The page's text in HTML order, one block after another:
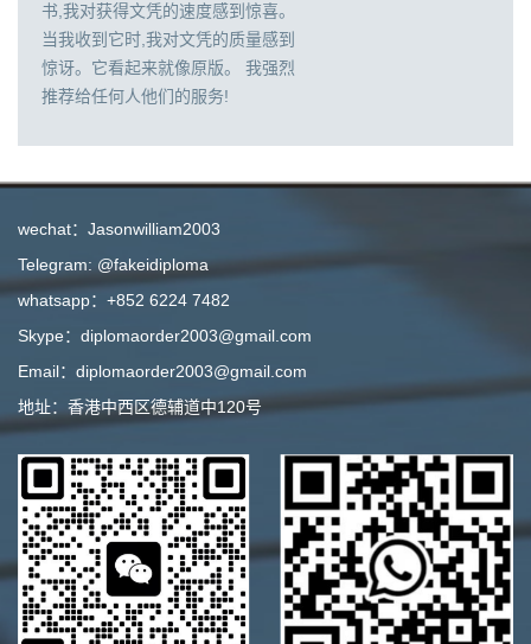
书,我对获得文凭的速度感到惊喜。
当我收到它时,我对文凭的质量感到
惊讶。它看起来就像原版。 我强烈
推荐给任何人他们的服务!
wechat：Jasonwilliam2003
Telegram: @fakeidiploma
whatsapp：+852 6224 7482
Skype：diplomaorder2003@gmail.com
Email：diplomaorder2003@gmail.com
地址：香港中西区德辅道中120号